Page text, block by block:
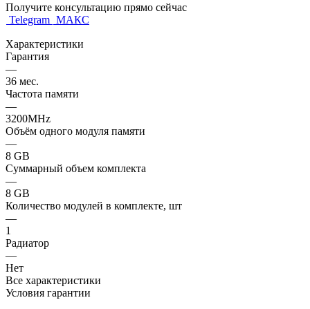
Получите консультацию прямо сейчас
Telegram МАКС
Характеристики
Гарантия
—
36 мес.
Частота памяти
—
3200MHz
Объём одного модуля памяти
—
8 GB
Суммарный объем комплекта
—
8 GB
Количество модулей в комплекте, шт
—
1
Радиатор
—
Нет
Все характеристики
Условия гарантии